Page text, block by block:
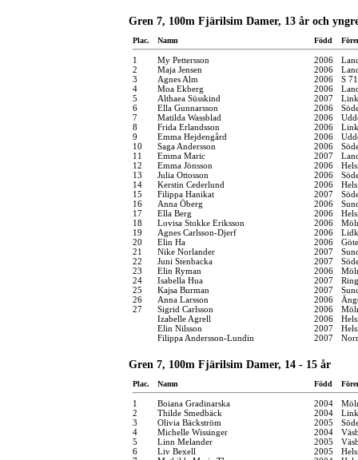
Gren 7, 100m Fjärilsim Damer, 13 år och
Plac. Namn Född
1 My Pettersson 2006
2
Maja Jensen 2006
3
Agnes Alm 2006
S 71
4
Moa Ekberg 2006
5
Althaea Süsskind 2007
6
Ella Gunnarsson 2006
7
Matilda Wassblad 2006
8
Frida Erlandsson 2006
9
Emma Hejdengård 2006
10
Saga Andersson 2006
11
Emma Maric 2007
12
Emma Jönsson 2006
13
Julia Ottosson 2006
14
Kerstin Cederlund 2006
15
Filippa Hanikat 2007
16
Anna Öberg 2006
17
Ella Berg 2006
18
Lovisa Stokke Eriksson 2006
19
Agnes Carlsson-Djerf 2006
20
Elin Ha 2006
21
Nike Norlander 2007
22
Juni Stenbacka 2007
23
Elin Ryman 2006
24
Isabella Hua 2007
25
Kajsa Burman 2007
26
Anna Larsson 2006
27
Sigrid Carlsson 2006
Izabelle Agrell
2006
Elin Nilsson
2007
Filippa Andersson-Lundin
2007
Gren 7, 100m Fjärilsim Damer, 14 - 15 år
Plac. Namn Född
1 Boiana Gradinarska 2004
2
Thilde Smedbäck 2004
3
Olivia Bäckström 2005
4
Michelle Wissinger 2004
5
Linn Melander 2005
6
Liv Bexell 2005